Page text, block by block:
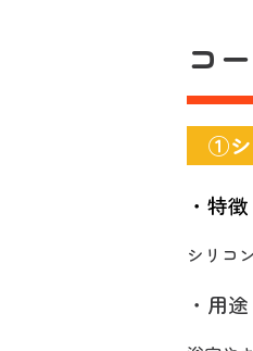
コ
①シ
・特徴
シリコ
・用途